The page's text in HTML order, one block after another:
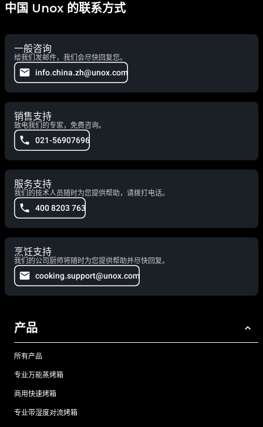
中国 Unox 的联系方式
一般咨询
给我们发邮件，我们会尽快回复您。
info.china.zh@unox.com
销售支持
致电我们的专家，免费咨询。
021-56907696
服务支持
我们的技术人员随时为您提供帮助，请拨打电话。
400 8203 763
烹饪支持
我们的公司厨师将随时为您提供帮助并尽快回复。
cooking.support@unox.com
产品
所有产品
专业万能蒸烤箱
商用快速烤箱
专业带湿度对流烤箱